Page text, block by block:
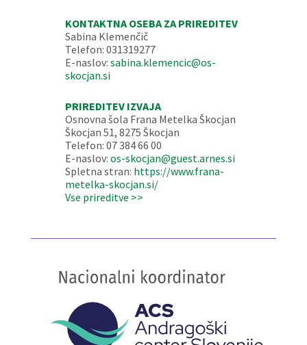
KONTAKTNA OSEBA ZA PRIREDITEV
Sabina Klemenčič
Telefon: 031319277
E-naslov: sabina.klemencic@os-
skocjan.si
PRIREDITEV IZVAJA
Osnovna šola Frana Metelka Škocjan
Škocjan 51, 8275 Škocjan
Telefon: 07 384 66 00
E-naslov: os-skocjan@guest.arnes.si
Spletna stran: https://www.frana-
metelka-skocjan.si/
Vse prireditve >>